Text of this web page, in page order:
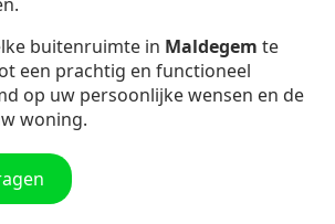
buitenruimte in Maldegem te
een prachtig en functioneel
op uw persoonlijke wensen en de
woning.